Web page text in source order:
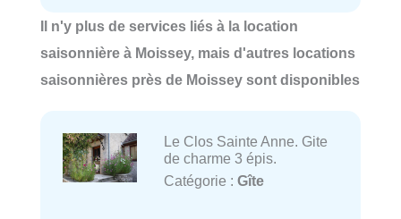
Il n'y plus de services liés à la location
saisonnière à Moissey, mais d'autres locations
saisonnières près de Moissey sont disponibles
Le Clos Sainte Anne. Gite
de charme 3 épis.
Catégorie : Gîte